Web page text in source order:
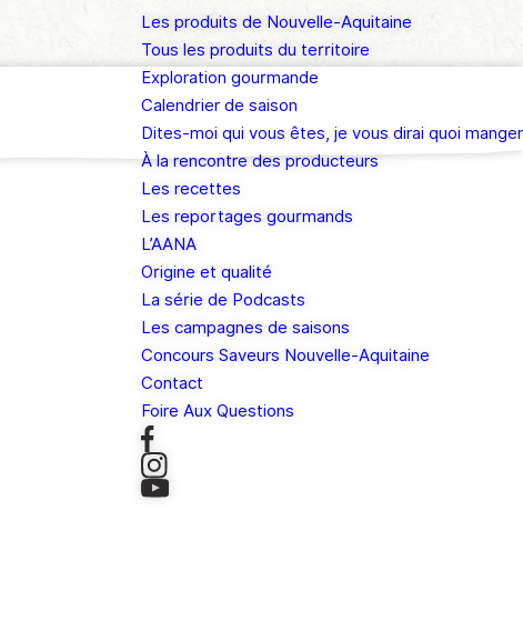
Les produits de Nouvelle-Aquitaine
Tous les produits du territoire
Exploration gourmande
Calendrier de saison
Dites-moi qui vous êtes, je vous dirai quoi manger
À la rencontre des producteurs
Les recettes
Les reportages gourmands
L’AANA
Origine et qualité
La série de Podcasts
Les campagnes de saisons
Concours Saveurs Nouvelle-Aquitaine
Contact
Foire Aux Questions